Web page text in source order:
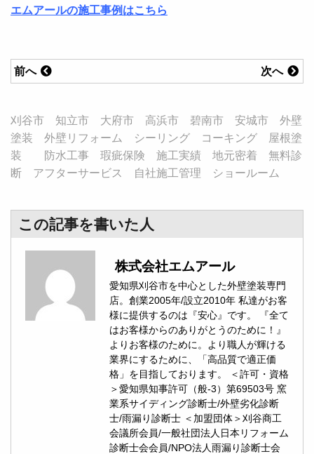
エムアールの施工事例はこちら
次へ
前へ
刈谷市 知立市 大府市 高浜市 碧南市 安城市 外壁
塗装 外壁リフォーム シーリング コーキング 屋根塗
装 防水工事 瑕疵保険 施工実績 地元密着 無料診
断 アフターサービス 自社施工管理 ショールーム
この記事を書いた人
株式会社エムアール
愛知県刈谷市を中心とした外壁塗装専門
店。創業2005年/設立2010年 私達がお客
様に提供するのは『安心』です。 『全て
はお客様からのありがとうのために！』
よりお客様のために。より職人が輝ける
業界にするために、「高品質で適正価
格」を目指しております。 ＜許可・資格
＞愛知県知事許可（般-3）第69503号 窯
業系サイディング診断士/外壁劣化診断
士/雨漏り診断士 ＜加盟団体＞刈谷商工
会議所会員/一般社団法人日本リフォーム
診断士会会員/NPO法人雨漏り診断士会